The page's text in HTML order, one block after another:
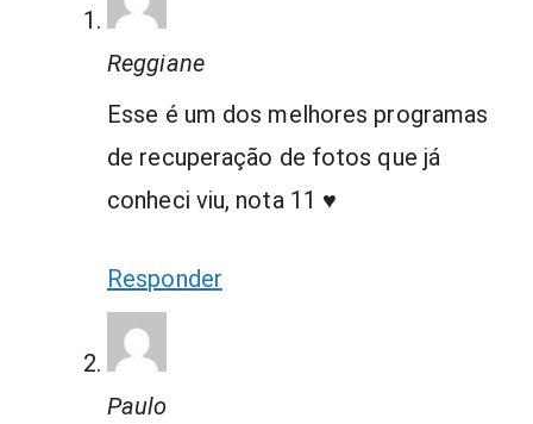
Reggiane
Esse é um dos melhores programas
de recuperação de fotos que já
conheci viu, nota 11 ♥
Responder
Paulo